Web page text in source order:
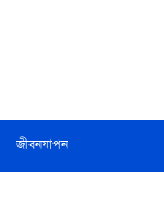
জীবনযাপন